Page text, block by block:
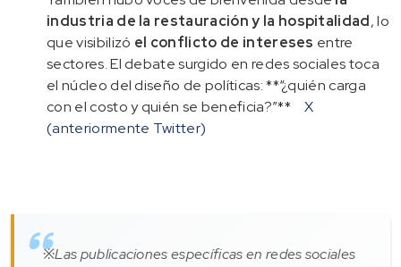
industria de la restauración y la hospitalidad, lo
que visibilizó el conflicto de intereses entre
sectores. El debate surgido en redes sociales toca
el núcleo del diseño de políticas: **“¿quién carga
con el costo y quién se beneficia?”**
X
(anteriormente Twitter)
※Las publicaciones específicas en redes sociales